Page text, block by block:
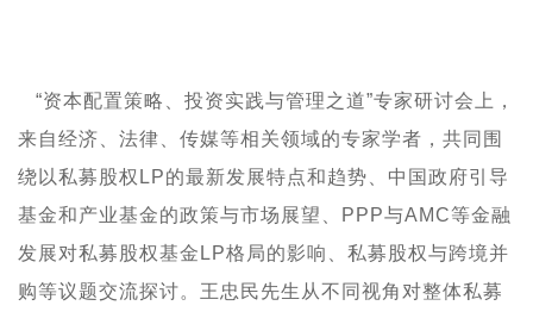
“资本配置策略、投资实践与管理之道”专家研讨会上，
来自经济、法律、传媒等相关领域的专家学者，共同围
绕以私募股权 LP的最新发展特点和趋势、中国政府引导
基金和产业基金的政策与市场展望、
PPP与AMC等金融
发展对私募股权基金 LP格局的影响、 私募股权与跨境并
购等议题交流探讨。王忠民先生从不同视角对整体私募